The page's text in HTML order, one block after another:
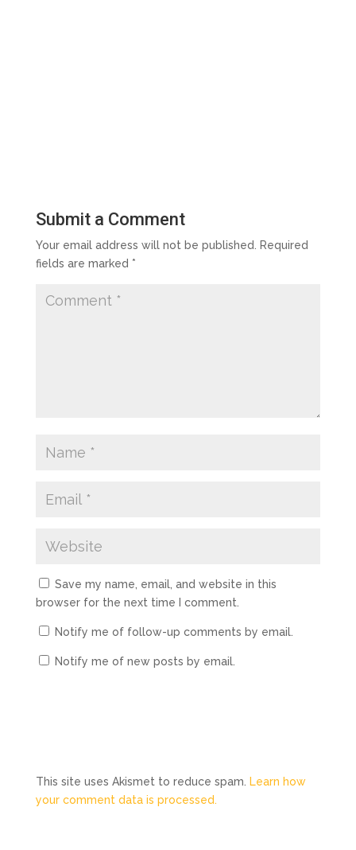
Submit a Comment
Your email address will not be published.
Required
fields are marked *
Save my name, email, and website in this
browser for the next time I comment.
Notify me of follow-up comments by email.
Notify me of new posts by email.
This site uses Akismet to reduce spam.
Learn how
your comment data is processed.